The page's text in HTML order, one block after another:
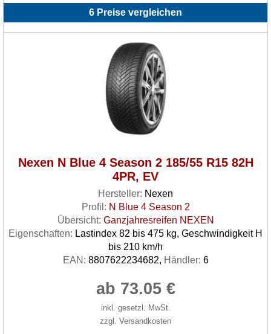
6 Preise vergleichen
Nexen N Blue 4 Season 2 185/55 R15 82H
4PR, EV
Hersteller: Nexen
Profil: N Blue 4 Season 2
Übersicht: Ganzjahresreifen NEXEN
Eigenschaften: Lastindex 82 bis 475 kg, Geschwindigkeit H
bis 210 km/h
EAN: 8807622234682, Händler: 6
ab 73.05 €
inkl. gesetzl. MwSt.
zzgl. Versandkosten